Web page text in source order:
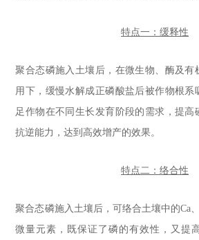
特点一：缓释性
聚合态磷施入土壤后，在微生物、酶及有
用下，缓慢水解成正磷酸盐后被作物根系
足作物在不同生长发育阶段的需求，提高
抗逆能力，达到高效增产的效果。
特点二：络合性
聚合态磷施入土壤后，可络合土壤中的Ca
微量元素，既保证了磷的有效性，又提